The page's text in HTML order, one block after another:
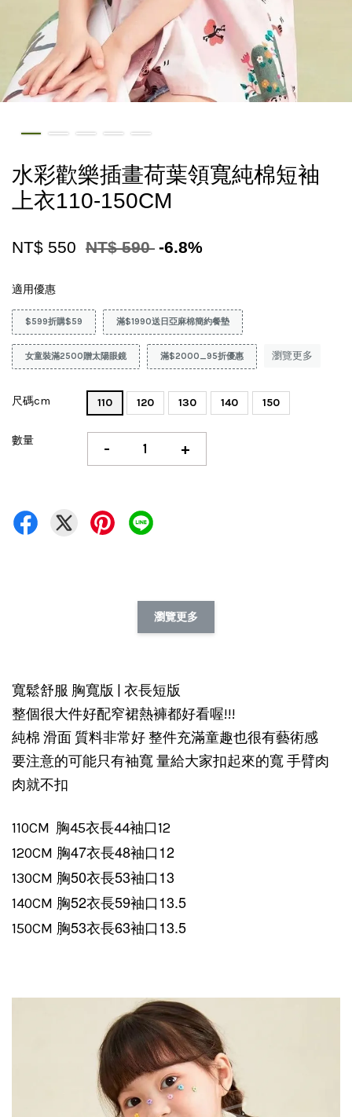
水彩歡樂插畫荷葉領寬純棉短袖
上衣110-150CM
NT$ 550 NT$ 590 -6.8%
適用優惠
$599折購$59 滿$1990送日亞麻棉簡約餐墊
女童裝滿2500贈太陽眼鏡 滿$2000_95折優惠 瀏覽更多
尺碼cm 110 120 130 140 150
數量 - +
瀏覽更多
寬鬆舒服 胸寬版 | 衣長短版
整個很大件好配窄裙熱褲都好看喔!!!
純棉 滑面 質料非常好 整件充滿童趣也很有藝術感
要注意的可能只有袖寬 量給大家扣起來的寬 手臂肉
肉就不扣
110CM 胸45衣長44袖口12
120CM 胸47衣長48袖口12
130CM 胸50衣長53袖口13
140CM 胸52衣長59袖口13.5
150CM 胸53衣長63袖口13.5